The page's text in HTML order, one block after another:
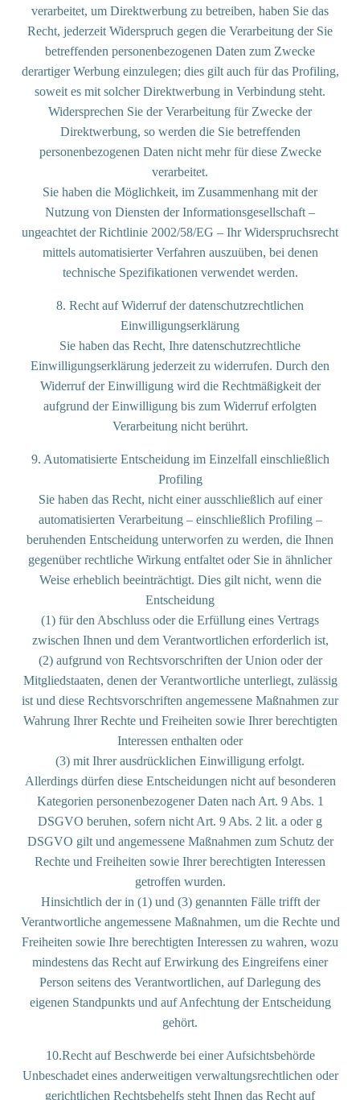
verarbeitet, um Direktwerbung zu betreiben, haben Sie das
Recht, jederzeit Widerspruch gegen die Verarbeitung der Sie
betreffenden personenbezogenen Daten zum Zwecke
derartiger Werbung einzulegen; dies gilt auch für das Profiling,
soweit es mit solcher Direktwerbung in Verbindung steht.
Widersprechen Sie der Verarbeitung für Zwecke der
Direktwerbung, so werden die Sie betreffenden
personenbezogenen Daten nicht mehr für diese Zwecke
verarbeitet.
Sie haben die Möglichkeit, im Zusammenhang mit der
Nutzung von Diensten der Informationsgesellschaft –
ungeachtet der Richtlinie 2002/58/EG – Ihr Widerspruchsrecht
mittels automatisierter Verfahren auszuüben, bei denen
technische Spezifikationen verwendet werden.
8. Recht auf Widerruf der datenschutzrechtlichen
Einwilligungserklärung
Sie haben das Recht, Ihre datenschutzrechtliche
Einwilligungserklärung jederzeit zu widerrufen. Durch den
Widerruf der Einwilligung wird die Rechtmäßigkeit der
aufgrund der Einwilligung bis zum Widerruf erfolgten
Verarbeitung nicht berührt.
9. Automatisierte Entscheidung im Einzelfall einschließlich
Profiling
Sie haben das Recht, nicht einer ausschließlich auf einer
automatisierten Verarbeitung – einschließlich Profiling –
beruhenden Entscheidung unterworfen zu werden, die Ihnen
gegenüber rechtliche Wirkung entfaltet oder Sie in ähnlicher
Weise erheblich beeinträchtigt. Dies gilt nicht, wenn die
Entscheidung
(1) für den Abschluss oder die Erfüllung eines Vertrags
zwischen Ihnen und dem Verantwortlichen erforderlich ist,
(2) aufgrund von Rechtsvorschriften der Union oder der
Mitgliedstaaten, denen der Verantwortliche unterliegt, zulässig
ist und diese Rechtsvorschriften angemessene Maßnahmen zur
Wahrung Ihrer Rechte und Freiheiten sowie Ihrer berechtigten
Interessen enthalten oder
(3) mit Ihrer ausdrücklichen Einwilligung erfolgt.
Allerdings dürfen diese Entscheidungen nicht auf besonderen
Kategorien personenbezogener Daten nach Art. 9 Abs. 1
DSGVO beruhen, sofern nicht Art. 9 Abs. 2 lit. a oder g
DSGVO gilt und angemessene Maßnahmen zum Schutz der
Rechte und Freiheiten sowie Ihrer berechtigten Interessen
getroffen wurden.
Hinsichtlich der in (1) und (3) genannten Fälle trifft der
Verantwortliche angemessene Maßnahmen, um die Rechte und
Freiheiten sowie Ihre berechtigten Interessen zu wahren, wozu
mindestens das Recht auf Erwirkung des Eingreifens einer
Person seitens des Verantwortlichen, auf Darlegung des
eigenen Standpunkts und auf Anfechtung der Entscheidung
gehört.
10.Recht auf Beschwerde bei einer Aufsichtsbehörde
Unbeschadet eines anderweitigen verwaltungsrechtlichen oder
gerichtlichen Rechtsbehelfs steht Ihnen das Recht auf